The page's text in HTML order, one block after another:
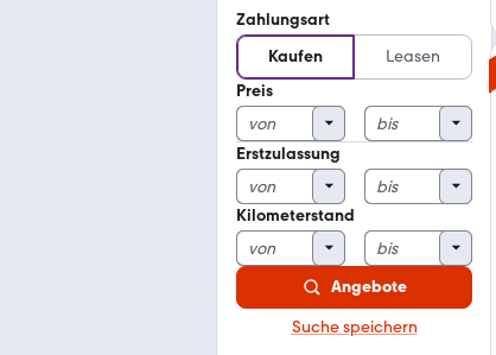
Zahlungsart
Kaufen
Leasen
Preis
Erstzulassung
Kilometerstand
Angebote
Suche speichern